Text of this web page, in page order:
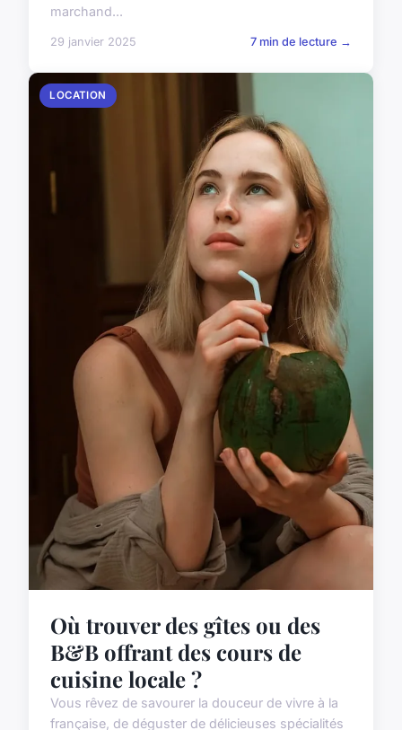
marchand...
29 janvier 2025 7 min de lecture →
LOCATION
Où trouver des gîtes ou des
B&B offrant des cours de
cuisine locale ?
Vous rêvez de savourer la douceur de vivre à la
française, de déguster de délicieuses spécialités